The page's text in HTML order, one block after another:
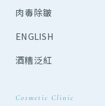
肉毒除皺
ENGLISH
酒糟泛紅
Cosmetic Clinic